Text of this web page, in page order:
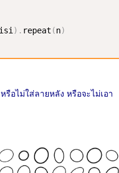
) . repeat (n)
อไม่ใส่ลายหลัง หรือจะไม่เอา